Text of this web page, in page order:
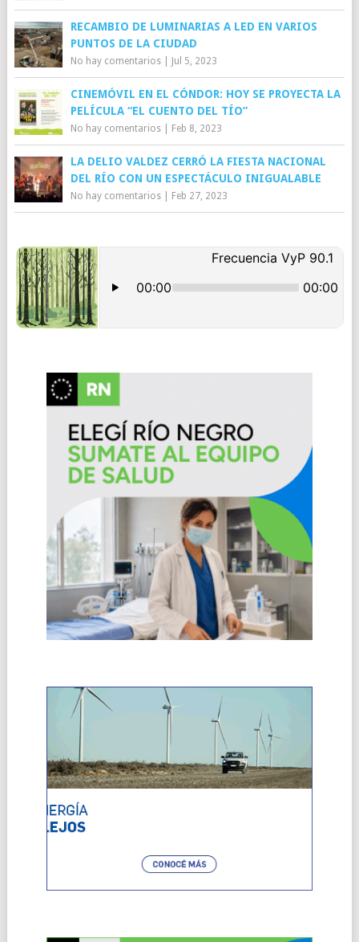
RECAMBIO DE LUMINARIAS A LED EN VARIOS
PUNTOS DE LA CIUDAD
No hay comentarios| Jul 5, 2023
CINEMÓVIL EN EL CÓNDOR: HOY SE PROYECTA LA
PELÍCULA “EL CUENTO DEL TÍO”
No hay comentarios| Feb 8, 2023
LA DELIO VALDEZ CERRÓ LA FIESTA NACIONAL
DEL RÍO CON UN ESPECTÁCULO INIGUALABLE
No hay comentarios| Feb 27, 2023